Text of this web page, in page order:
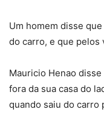
Um homem disse
do carro, e que pelos
Mauricio Henao
fora da sua casa do
quando saiu do carro